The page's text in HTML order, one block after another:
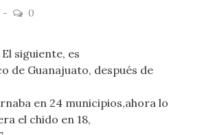
0
siguiente, es
de Guanajuato, después de
en 24 municipios,ahora lo
el chido en 18,